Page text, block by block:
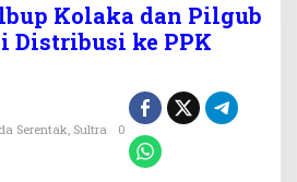
r
a
a
Kolaka dan Pilgub
Distribusi ke PPK
Serentak, Sultra
0